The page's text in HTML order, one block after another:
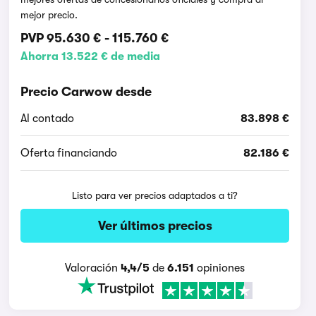
mejor precio.
PVP95.630 € -115.760 €
Ahorra 13.522 € de media
Precio Carwow desde
Al contado 83.898 €
Oferta financiando 82.186 €
Listo para ver precios adaptados a ti?
Ver últimos precios
Valoración4,4/5 de6.151 opiniones